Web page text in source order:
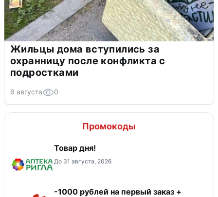
Жильцы дома вступились за
охранницу после конфликта с
подростками
6 августа 0
Промокоды
Товар дня!
До 31 августа, 2026
-1000 рублей на первый заказ +